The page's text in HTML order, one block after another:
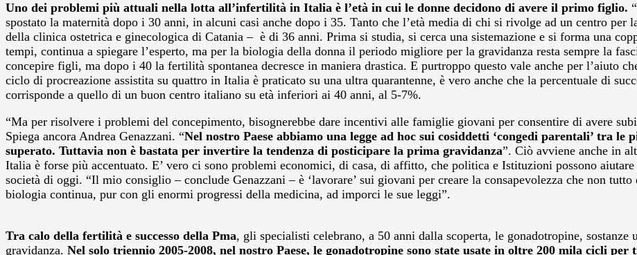
Uno dei problemi più attuali nella lotta all’infertilità in Italia è l’età in cui le donne decidono di avere il primo figlio.
spostato la maternità dopo i 30 anni, in alcuni casi anche dopo i 35. Tanto che l’età media di chi si rivolge ad un centro per
della clinica ostetrica e ginecologica di Catania – è di 36 anni. Prima si studia, si cerca una sistemazione e si forma una
tempi, continua a spiegare l’esperto, ma per la biologia della donna il periodo migliore per la gravidanza resta sempre la
concepire figli, ma dopo i 40 la fertilità spontanea decresce in maniera drastica. E purtroppo questo vale anche per l’aiuto
ciclo di procreazione assistita su quattro in Italia è praticato su una ultra quarantenne, è vero anche che la percentuale di
corrisponde a quello di un buon centro italiano su età inferiori ai 40 anni, al 5-7%.
“Ma per risolvere i problemi del concepimento, bisognerebbe dare incentivi alle famiglie giovani per consentire di avere
Spiega ancora Andrea Genazzani. “Nel nostro Paese abbiamo una legge ad hoc sui cosiddetti ‘congedi parentali’ tra
superato. Tuttavia non è bastata per invertire la tendenza di posticipare la prima gravidanza”. Ciò avviene anche in
Italia è forse più accentuato. E’ vero ci sono problemi economici, di casa, di affitto, che politica e Istituzioni possono
società di oggi. “Il mio consiglio – conclude Genazzani – è ‘lavorare’ sui giovani per creare la consapevolezza che non
biologia continua, pur con gli enormi progressi della medicina, ad imporci le sue leggi”.
Tra calo della fertilità e successo della Pma, gli specialisti celebrano, a 50 anni dalla scoperta, le gonadotropine,
gravidanza. Nel solo triennio 2005-2008, nel nostro Paese, le gonadotropine sono state usate in oltre 200 mila cicli